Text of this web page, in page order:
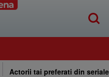
Actorii tai preferati din